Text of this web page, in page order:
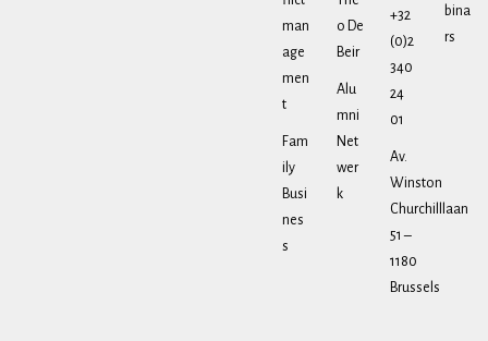
man
age
men
t
Fam
ily
Busi
nes
s
o De
Beir
Alu
mni
Net
wer
k
+32
(0)2
340
24
01
Av.
Winston
Churchilllaan
51 –
1180
Brussels
bina
rs